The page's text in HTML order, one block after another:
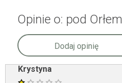
Opinie o: pod Orłem
Dodaj opinię
Krystyna